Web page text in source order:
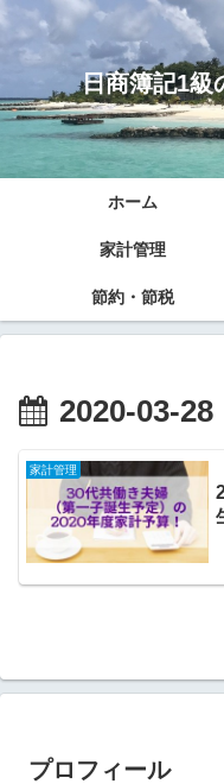
日商簿記1級
ホーム
家計管理
節約・節税
2020-03-28
家計管理
プロフィール